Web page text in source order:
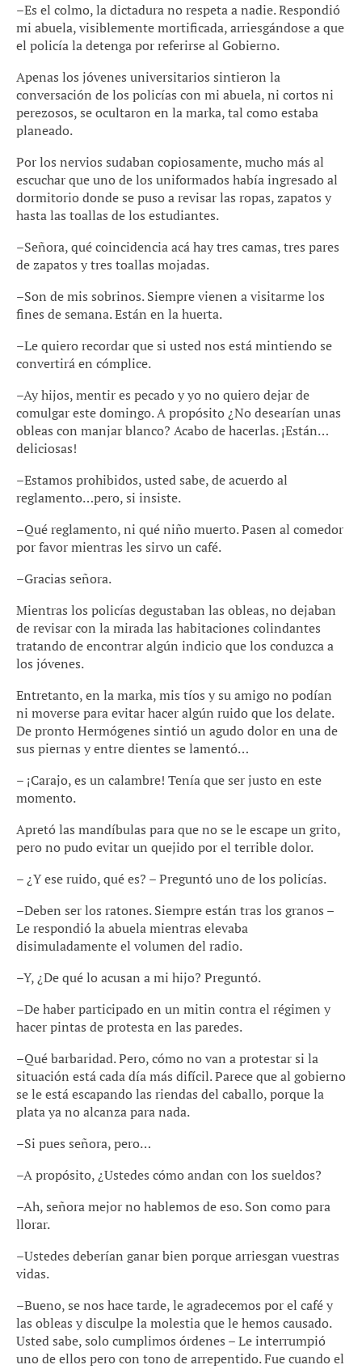
–Es el colmo, la dictadura no respeta a nadie. Respondió
mi abuela, visiblemente mortificada, arriesgándose a que
el policía la detenga por referirse al Gobierno.
Apenas los jóvenes universitarios sintieron la
conversación de los policías con mi abuela, ni cortos ni
perezosos, se ocultaron en la marka, tal como estaba
planeado.
Por los nervios sudaban copiosamente, mucho más al
escuchar que uno de los uniformados había ingresado al
dormitorio donde se puso a revisar las ropas, zapatos y
hasta las toallas de los estudiantes.
–Señora, qué coincidencia acá hay tres camas, tres pares
de zapatos y tres toallas mojadas.
–Son de mis sobrinos. Siempre vienen a visitarme los
fines de semana. Están en la huerta.
–Le quiero recordar que si usted nos está mintiendo se
convertirá en cómplice.
–Ay hijos, mentir es pecado y yo no quiero dejar de
comulgar este domingo. A propósito ¿No desearían unas
obleas con manjar blanco? Acabo de hacerlas. ¡Están…
deliciosas!
–Estamos prohibidos, usted sabe, de acuerdo al
reglamento…pero, si insiste.
–Qué reglamento, ni qué niño muerto. Pasen al comedor
por favor mientras les sirvo un café.
–Gracias señora.
Mientras los policías degustaban las obleas, no dejaban
de revisar con la mirada las habitaciones colindantes
tratando de encontrar algún indicio que los conduzca a
los jóvenes.
Entretanto, en la marka, mis tíos y su amigo no podían
ni moverse para evitar hacer algún ruido que los delate.
De pronto Hermógenes sintió un agudo dolor en una de
sus piernas y entre dientes se lamentó…
– ¡Carajo, es un calambre! Tenía que ser justo en este
momento.
Apretó las mandíbulas para que no se le escape un grito,
pero no pudo evitar un quejido por el terrible dolor.
– ¿Y ese ruido, qué es? – Preguntó uno de los policías.
–Deben ser los ratones. Siempre están tras los granos –
Le respondió la abuela mientras elevaba
disimuladamente el volumen del radio.
–Y, ¿De qué lo acusan a mi hijo? Preguntó.
–De haber participado en un mitin contra el régimen y
hacer pintas de protesta en las paredes.
–Qué barbaridad. Pero, cómo no van a protestar si la
situación está cada día más difícil. Parece que al gobierno
se le está escapando las riendas del caballo, porque la
plata ya no alcanza para nada.
–Si pues señora, pero…
–A propósito, ¿Ustedes cómo andan con los sueldos?
–Ah, señora mejor no hablemos de eso. Son como para
llorar.
–Ustedes deberían ganar bien porque arriesgan vuestras
vidas.
–Bueno, se nos hace tarde, le agradecemos por el café y
las obleas y disculpe la molestia que le hemos causado.
Usted sabe, solo cumplimos órdenes – Le interrumpió
uno de ellos pero con tono de arrepentido. Fue cuando el